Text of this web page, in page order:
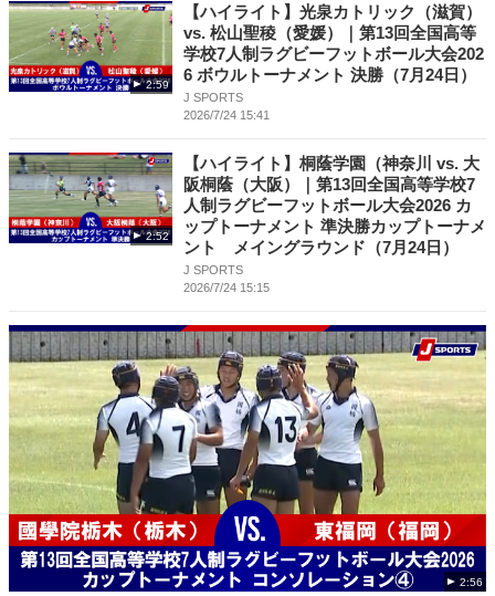
2:59
【ハイライト】光泉カトリック（滋賀）
vs. 松山聖稜（愛媛）｜第13回全国高等
学校7人制ラグビーフットボール大会202
6 ボウルトーナメント 決勝（7月24日）
J SPORTS
2026/7/24 15:41
2:52
【ハイライト】桐蔭学園（神奈川 vs. 大
阪桐蔭（大阪）｜第13回全国高等学校7
人制ラグビーフットボール大会2026 カ
ップトーナメント 準決勝カップトーナメ
ント メイングラウンド（7月24日）
J SPORTS
2026/7/24 15:15
2:56